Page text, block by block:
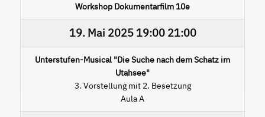
Workshop Dokumentarfilm 10e
19. Mai 202519:00 21:00
Unterstufen-Musical "Die Suche nach dem Schatz im
Utahsee"
3. Vorstellung mit 2. Besetzung
Aula A